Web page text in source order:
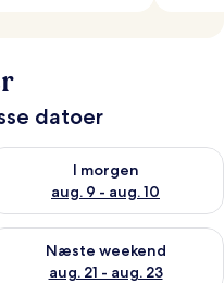
datoer
8 - aug. 9
I morgen
aug. 9 - aug. 10
tilgængelighed for i
aug. 14 - aug. 16
Næste weekend
aug. 21 - aug. 23
tilgængelighed for næste